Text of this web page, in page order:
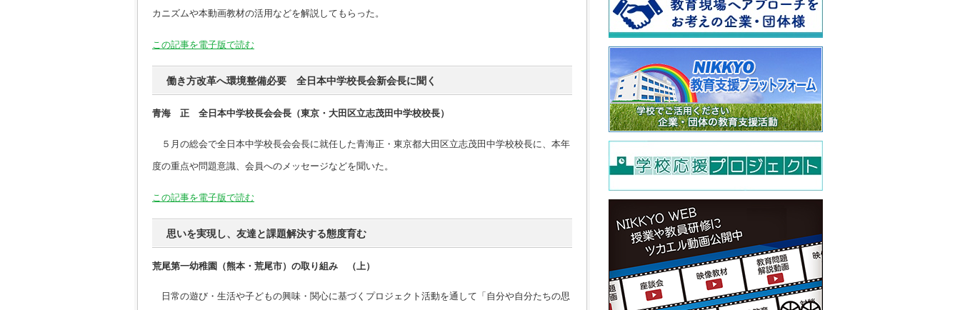
カニズムや本動画教材の活用などを解説してもらった。
この記事を電子版で読む
働き方改革へ環境整備必要 全日本中学校長会新会長に聞く
青海 正 全日本中学校長会会長（東京・大田区立志茂田中学校校長）
５月の総会で全日本中学校長会会長に就任した青海正・東京都大田区立志茂田中学校校長に、本年
度の重点や問題意識、会員へのメッセージなどを聞いた。
この記事を電子版で読む
思いを実現し、友達と課題解決する態度育む
荒尾第一幼稚園（熊本・荒尾市）の取り組み （上）
日常の遊び・生活や子どもの興味・関心に基づくプロジェクト活動を通して「自分や自分たちの思